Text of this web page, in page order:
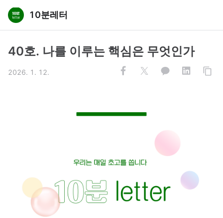
10분레터
40호. 나를 이루는 핵심은 무엇인가
2026. 1. 12.